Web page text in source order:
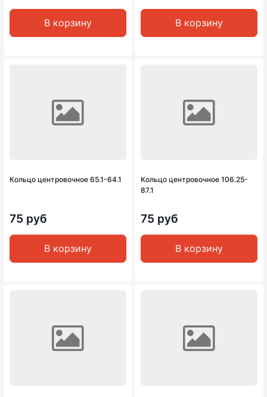
В корзину В корзину
Кольцо центровочное 65.1-64.1
75 руб
В корзину
Кольцо центровочное 106.25-
87.1
75 руб
В корзину